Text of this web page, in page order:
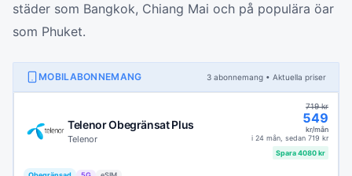
städer som Bangkok, Chiang Mai och på populära öar
som Phuket.
MOBILABONNEMANG 3 abonnemang • Aktuella priser
Telenor Obegränsat Plus
Telenor
719kr
549
kr/mån
i 24 mån , sedan 719 kr
Spara4080kr